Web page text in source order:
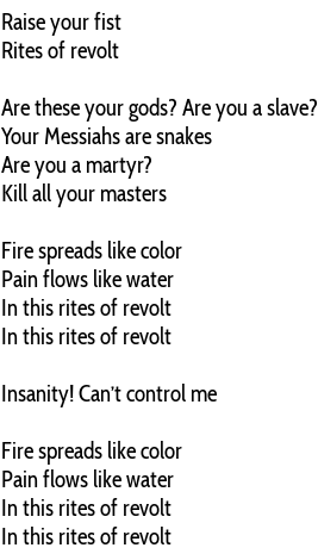
Raise your fist
Rites of revolt
Are these your gods? Are you a slave?
Your Messiahs are snakes
Are you a martyr?
Kill all your masters
Fire spreads like color
Pain flows like water
In this rites of revolt
In this rites of revolt
Insanity! Can’t control me
Fire spreads like color
Pain flows like water
In this rites of revolt
In this rites of revolt